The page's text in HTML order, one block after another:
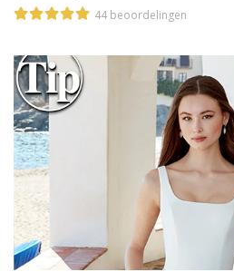
44 beoordelingen